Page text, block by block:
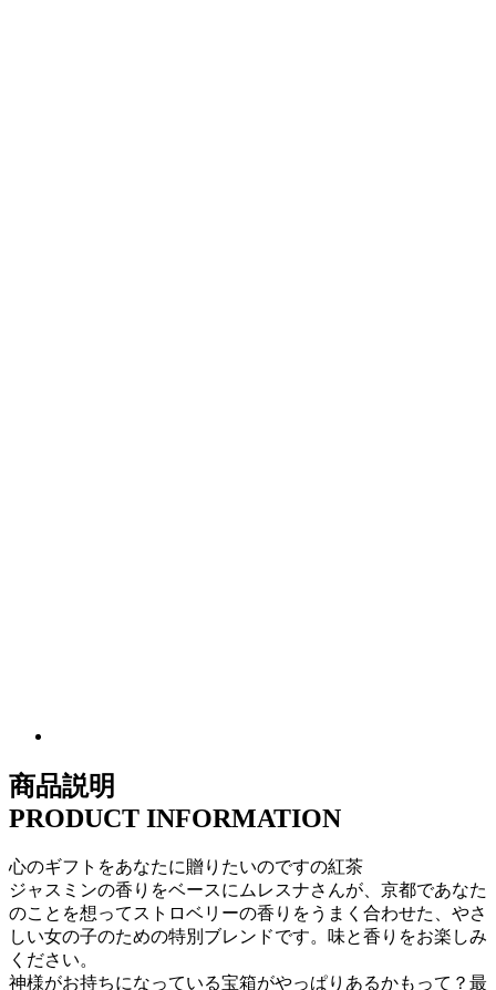
商品説明
PRODUCT INFORMATION
心のギフトをあなたに贈りたいのですの紅茶
ジャスミンの香りをベースにムレスナさんが、京都であなた
のことを想ってストロベリーの香りをうまく合わせた、やさ
しい女の子のための特別ブレンドです。味と香りをお楽しみ
ください。
神様がお持ちになっている宝箱がやっぱりあるかもって？最